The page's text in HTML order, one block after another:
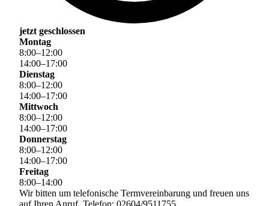
jetzt geschlossen
Montag
8:00–12:00
14:00–17:00
Dienstag
8:00–12:00
14:00–17:00
Mittwoch
8:00–12:00
14:00–17:00
Donnerstag
8:00–12:00
14:00–17:00
Freitag
8:00–14:00
Wir bitten um telefonische Termvereinbarung und freuen uns
auf Ihren Anruf, Telefon: 02604/9511755